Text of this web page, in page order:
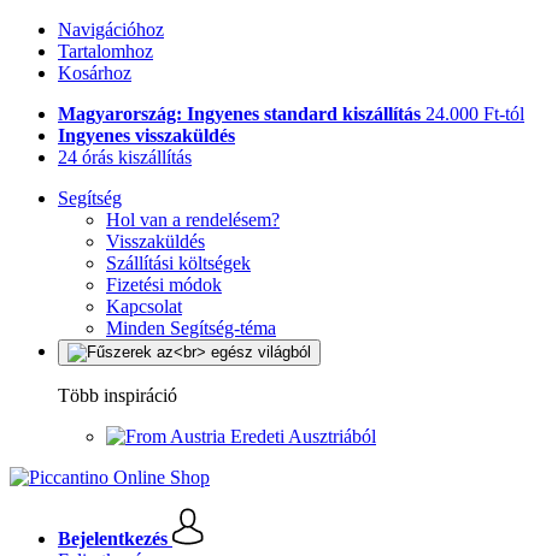
Navigációhoz
Tartalomhoz
Kosárhoz
Magyarország: Ingyenes standard kiszállítás 24.000 Ft-tól
Ingyenes visszaküldés
24 órás kiszállítás
Segítség
Hol van a rendelésem?
Visszaküldés
Szállítási költségek
Fizetési módok
Kapcsolat
Minden Segítség-téma
Több inspiráció
Eredeti Ausztriából
Bejelentkezés